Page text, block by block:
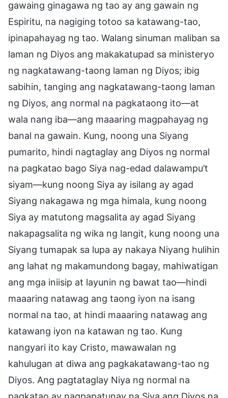
gawaing ginagawa ng tao ay ang gawain ng
Espiritu, na nagiging totoo sa katawang-tao,
ipinapahayag ng tao. Walang sinuman maliban sa
laman ng Diyos ang makakatupad sa ministeryo
ng nagkatawang-taong laman ng Diyos; ibig
sabihin, tanging ang nagkatawang-taong laman
ng Diyos, ang normal na pagkataong ito—at
wala nang iba—ang maaaring magpahayag ng
banal na gawain. Kung, noong una Siyang
pumarito, hindi nagtaglay ang Diyos ng normal
na pagkatao bago Siya nag-edad dalawampu’t
siyam—kung noong Siya ay isilang ay agad
Siyang nakagawa ng mga himala, kung noong
Siya ay matutong magsalita ay agad Siyang
nakapagsalita ng wika ng langit, kung noong una
Siyang tumapak sa lupa ay nakaya Niyang hulihin
ang lahat ng makamundong bagay, mahiwatigan
ang mga iniisip at layunin ng bawat tao—hindi
maaaring natawag ang taong iyon na isang
normal na tao, at hindi maaaring natawag ang
katawang iyon na katawan ng tao. Kung
nangyari ito kay Cristo, mawawalan ng
kahulugan at diwa ang pagkakatawang-tao ng
Diyos. Ang pagtataglay Niya ng normal na